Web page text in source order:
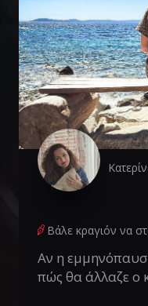
Βάλε κραγιόν να
Αν η
πώς θα άλλαζε ο